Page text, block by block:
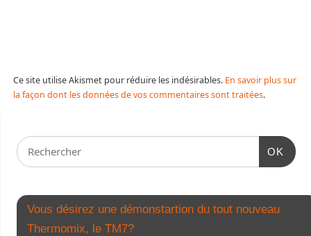
Ce site utilise Akismet pour réduire les indésirables. En savoir plus sur
la façon dont les données de vos commentaires sont traitées.
OK
Vous désirez une démonstartion du tout nouveau
Thermomix, le TM7?